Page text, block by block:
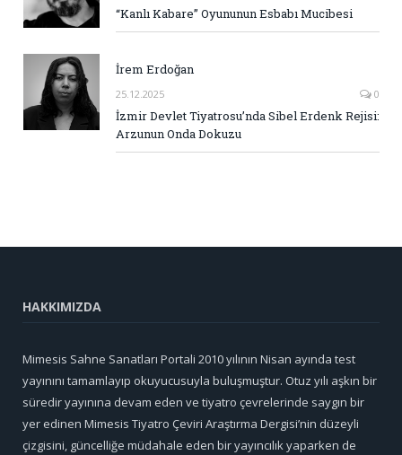
“Kanlı Kabare” Oyununun Esbabı Mucibesi
İrem Erdoğan
25.12.2025 0
İzmir Devlet Tiyatrosu’nda Sibel Erdenk Rejisi:
Arzunun Onda Dokuzu
HAKKIMIZDA
Mimesis Sahne Sanatları Portali 2010 yılının Nisan ayında test
yayınını tamamlayıp okuyucusuyla buluşmuştur. Otuz yılı aşkın bir
süredir yayınına devam eden ve tiyatro çevrelerinde saygın bir
yer edinen Mimesis Tiyatro Çeviri Araştırma Dergisi’nin düzeyli
çizgisini, güncelliğe müdahale eden bir yayıncılık yaparken de